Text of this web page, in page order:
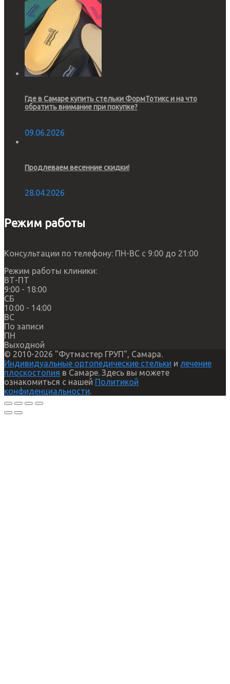
Где в Самаре купить стельки ФормТотикс и на что
обратить внимание при покупке?
09.06.2026
Продлеваем весенние скидки!
28.04.2026
Режим работы
Консультации по телефону: ПН-ВС с 9:00 до 21:00
Режим работы клиники:
ВТ-ПТ
9:00 - 18:00
СБ
10:00 - 14:00
ВС
По записи
ПН
Выходной
© 2010-2026 "Футмастер ГРУП", Самара.
Индивидуальные ортопедические стельки и лечение
плоскостопия в Самаре. Здесь вы можете
ознакомиться с нашей Политикой
конфиденциальности.